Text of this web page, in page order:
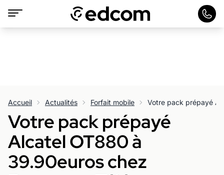
Accueil Actualités Forfait mobile
Votre pack prépayé
Alcatel OT880 à
39.90euros chez